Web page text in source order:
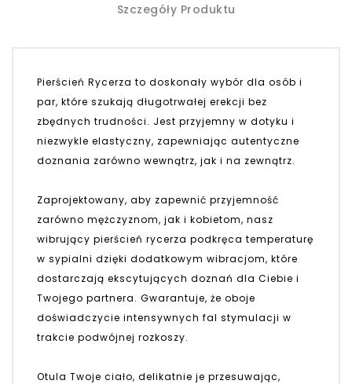
Szczegóły Produktu
Pierścień Rycerza to doskonały wybór dla osób i
par, które szukają długotrwałej erekcji bez
zbędnych trudności. Jest przyjemny w dotyku i
niezwykle elastyczny, zapewniając autentyczne
doznania zarówno wewnątrz, jak i na zewnątrz.
Zaprojektowany, aby zapewnić przyjemność
zarówno mężczyznom, jak i kobietom, nasz
wibrujący pierścień rycerza podkręca temperaturę
w sypialni dzięki dodatkowym wibracjom, które
dostarczają ekscytujących doznań dla Ciebie i
Twojego partnera. Gwarantuje, że oboje
doświadczycie intensywnych fal stymulacji w
trakcie podwójnej rozkoszy.
Otula Twoje ciało, delikatnie je przesuwając,